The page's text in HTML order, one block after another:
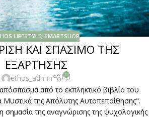
LIFESTYLE, SMARTSHOP
ΚΑΙ ΣΠΑΣΙΜΟ ΤΗΣ
ΕΞΑΡΤΗΣΗΣ
ethos_admin 0
από το εκπληκτικό βιβλίο του
της Απόλυτης Αυτοπεποίθησης".
σημασία της αναγνώρισης της ψυχολογικής